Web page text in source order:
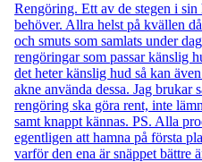
Rengöring. Ett av de stegen i
behöver. Allra helst på kvällen
och smuts som samlats under
rengöringar som passar känslig
det heter känslig hud så kan
akne använda dessa. Jag brukar
rengöring ska göra rent, inte
samt knappt kännas. PS. Alla
egentligen att hamna på första
varför den ena är snäppet bättre